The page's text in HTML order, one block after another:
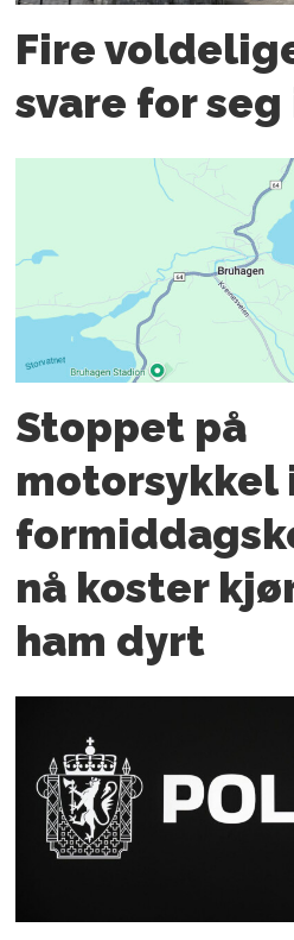
Fire
svare for
Stoppet på
motorsykkel
nå koster
ham dyrt